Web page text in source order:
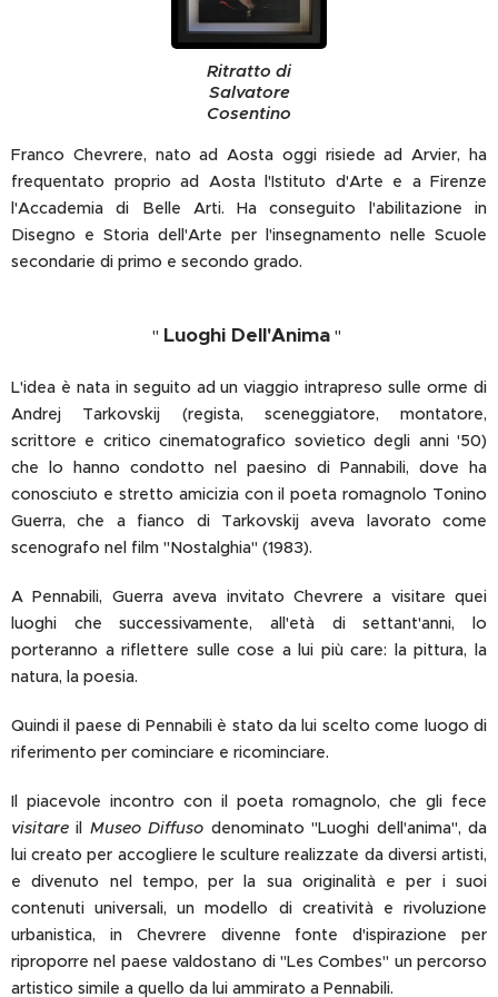
Ritratto di
Salvatore
Cosentino
Franco Chevrere, nato ad Aosta oggi risiede ad Arvier, ha
frequentato proprio ad Aosta l'Istituto d'Arte e a Firenze
l'Accademia di Belle Arti. Ha conseguito l'abilitazione in
Disegno e Storia dell'Arte per l'insegnamento nelle Scuole
secondarie di primo e secondo grado.
" Luoghi Dell'Anima "
L'idea è nata in seguito ad un viaggio intrapreso sulle orme di
Andrej Tarkovskij (regista, sceneggiatore, montatore,
scrittore e critico cinematografico sovietico degli anni '50)
che lo hanno condotto nel paesino di Pannabili, dove ha
conosciuto e stretto amicizia con il poeta romagnolo Tonino
Guerra, che a fianco di Tarkovskij aveva lavorato come
scenografo nel film "Nostalghia" (1983).
A Pennabili, Guerra aveva invitato Chevrere a visitare quei
luoghi che successivamente, all'età di settant'anni, lo
porteranno a riflettere sulle cose a lui più care: la pittura, la
natura, la poesia.
Quindi il paese di Pennabili è stato da lui scelto come luogo di
riferimento per cominciare e ricominciare.
Il piacevole incontro con il poeta romagnolo, che gli fece
visitareil Museo Diffuso denominato "Luoghi dell'anima", da
lui creato per accogliere le sculture realizzate da diversi artisti,
e divenuto nel tempo, per la sua originalità e per i suoi
contenuti universali, un modello di creatività e rivoluzione
urbanistica, in Chevrere divenne fonte d'ispirazione per
riproporre nel paese valdostano di "Les Combes" un percorso
artistico simile a quello da lui ammirato a Pennabili.